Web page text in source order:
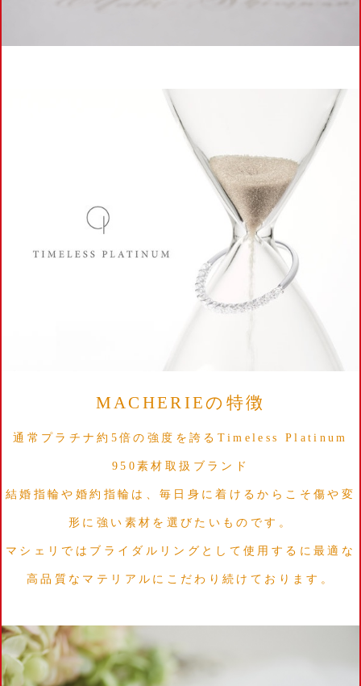
MACHERIEの特徴
通常プラチナ約5倍の強度を誇るTimeless Platinum
950素材取扱ブランド
結婚指輪や婚約指輪は、毎日身に着けるからこそ傷や変
形に強い素材を選びたいものです。
マシェリではブライダルリングとして使用するに最適な
高品質なマテリアルにこだわり続けております。